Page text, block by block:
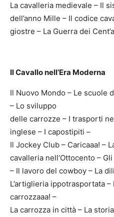
La cavalleria medievale – Il
dell’anno Mille – Il codice
giostre – La Guerra dei
Il Cavallo nell’Era Moderna
Il Nuovo Mondo – Le scuole
– Lo sviluppo
delle carrozze – I trasporti
inglese – I capostipiti –
Il Jockey Club – Caricaaa! –
cavalleria nell’Ottocento –
– Il lavoro del cowboy – La
L’artiglieria ippotrasportata –
carrozzaaa! –
La carrozza in città – La